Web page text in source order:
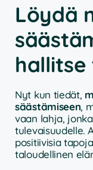
Löydä
Nyt kun tiedät,
säästämiseen,
vaan lahja,
tulevaisuudelle.
positiivisia
taloudellinen